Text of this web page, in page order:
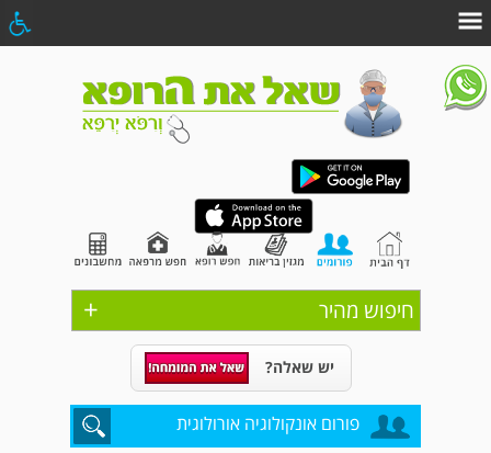
+ חיפוש מהיר
יש שאלה?
פורום אונקולוגיה אורולוגית